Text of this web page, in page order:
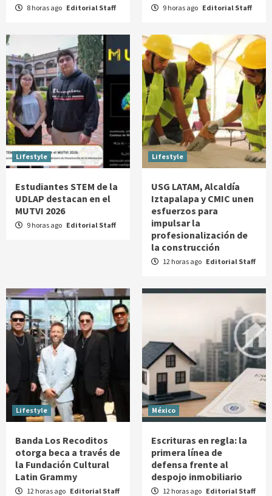
8 horas ago Editorial Staff 9 horas ago Editorial Staff
Lifestyle
Estudiantes STEM de la
UDLAP destacan en el
MUTVI 2026
9 horas ago Editorial Staff
Lifestyle
USG LATAM, Alcaldía
Iztapalapa y CMIC unen
esfuerzos para
impulsar la
profesionalización de
la construcción
12 horas ago Editorial Staff
Lifestyle
Banda Los Recoditos
otorga beca a través de
la Fundación Cultural
Latin Grammy
12 horas ago Editorial Staff
México
Escrituras en regla: la
primera línea de
defensa frente al
despojo inmobiliario
12 horas ago Editorial Staff